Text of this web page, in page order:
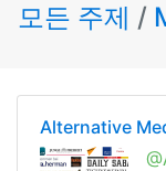
모든 주제 /